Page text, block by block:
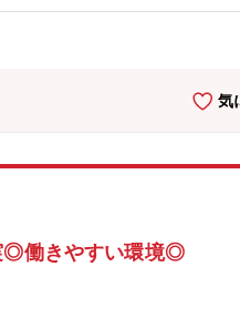
し従業員の満足度向上に貢
に則した評価制度の構築、セ
気
◎働きやすい環境◎